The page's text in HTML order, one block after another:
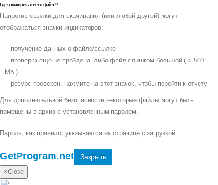
Где посмотреть отчет о файле?
Напротив ссылки для скачивания (или любой другой) могут
отображаться значки индикаторов:
- получение данных о файле/ссылке
- проверка еще не пройдена, либо файл слишком большой ( > 500
Мб.)
- ресурс проверен, нажмите на этот значок, чтобы перейти к отчету
Для дополнительной безопасности некоторые файлы могут быть
помещены в архив с установленным паролем.
Пароль, как правило, указывается на странице с загрузкой.
GetProgram.net Закрыть
×Close